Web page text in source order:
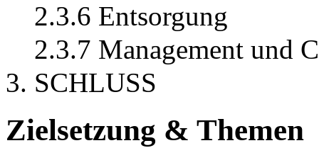
2.3.6 Entsorgung
2.3.7 Management und
3. SCHLUSS
Zielsetzung & Themen